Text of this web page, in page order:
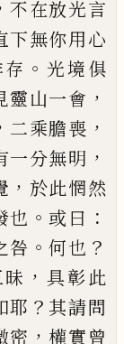
不在放光言
下無你用心
。 光境俱
靈山一會 ，
二乘膽喪 ，
一分無明 ，
， 於此惘然
也 。 或曰 ：
咎 。何也 ？
， 具彰此
耶 ？其請問
密 ， 權實曾